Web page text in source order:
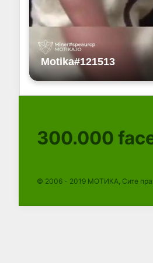
300.000
© 2006 - 2019 МОТИКА, Сите